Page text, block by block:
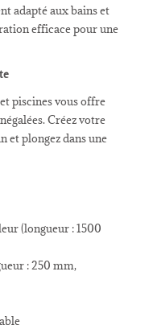
adapté aux bains et
efficace pour une
piscines vous offre
Créez votre
et plongez dans une
(longueur : 1500
: 250 mm,